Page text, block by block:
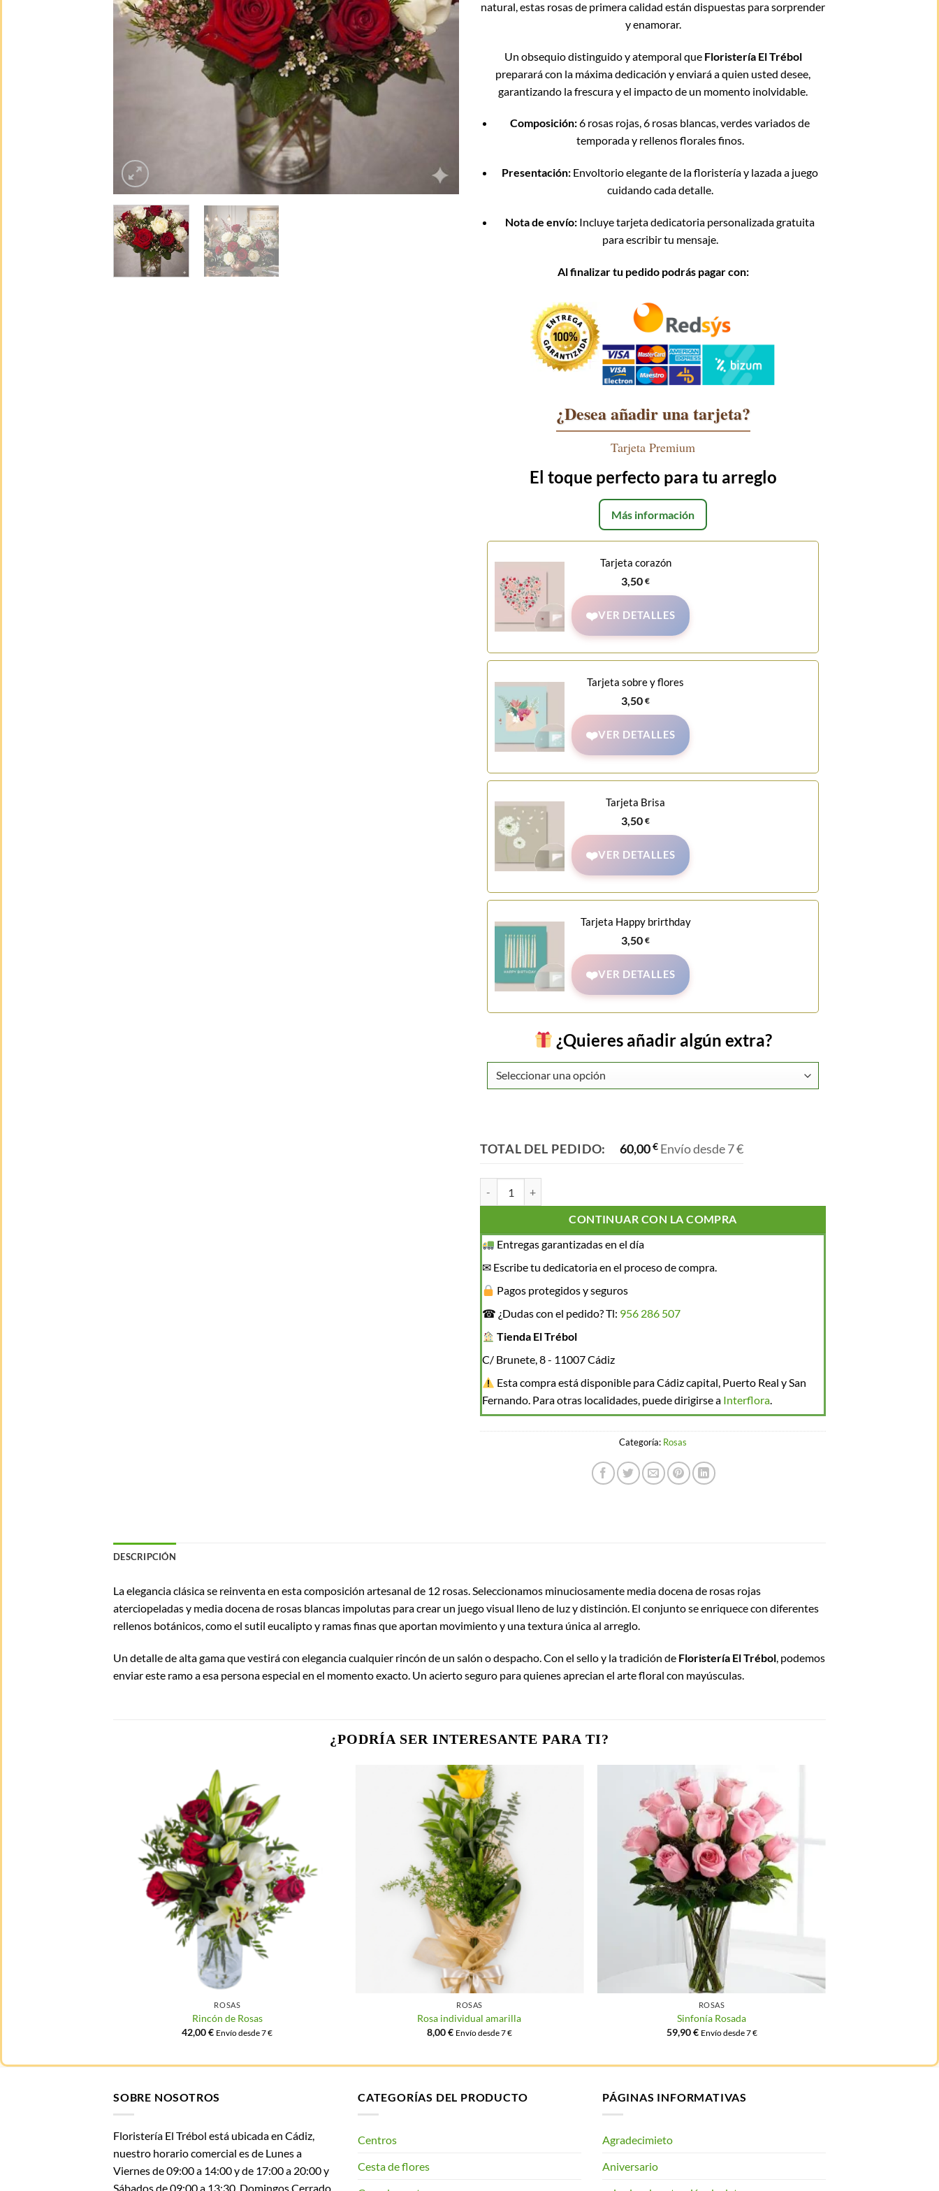
natural, estas rosas de primera calidad están dispuestas para sorprender
y enamorar.
Un obsequio distinguido y atemporal que Floristería El Trébol
preparará con la máxima dedicación y enviará a quien usted desee,
garantizando la frescura y el impacto de un momento inolvidable.
Composición:6 rosas rojas, 6 rosas blancas, verdes variados de
temporada y rellenos florales finos.
Presentación: Envoltorio elegante de la floristería y lazada a juego
cuidando cada detalle.
Nota de envío: Incluye tarjeta dedicatoria personalizada gratuita
para escribir tu mensaje.
Al finalizar tu pedido podrás pagar con:
¿Desea añadir una tarjeta?
Tarjeta Premium
El toque perfecto para tu arreglo
Más información
Tarjeta corazón
3,50€
VER DETALLES
Tarjeta sobre y flores
3,50€
VER DETALLES
Tarjeta Brisa
3,50€
VER DETALLES
Tarjeta Happy brirthday
3,50€
VER DETALLES
¿Quieres añadir algún extra?
TOTAL DEL PEDIDO: 60,00€ Envío desde 7 €
CONTINUAR CON LA COMPRA
Entregas garantizadas en el día
✉ Escribe tu dedicatoria en el proceso de compra.
Pagos protegidos y seguros
☎ ¿Dudas con el pedido? Tl: 956 286 507
Tienda El Trébol
C/ Brunete, 8 - 11007 Cádiz
Esta compra está disponible para Cádiz capital, Puerto Real y San
Fernando. Para otras localidades, puede dirigirse a Interflora.
Categoría: Rosas
DESCRIPCIÓN
La elegancia clásica se reinventa en esta composición artesanal de 12 rosas. Seleccionamos minuciosamente media docena de rosas rojas
aterciopeladas y media docena de rosas blancas impolutas para crear un juego visual lleno de luz y distinción. El conjunto se enriquece con diferentes
rellenos botánicos, como el sutil eucalipto y ramas finas que aportan movimiento y una textura única al arreglo.
Un detalle de alta gama que vestirá con elegancia cualquier rincón de un salón o despacho. Con el sello y la tradición de Floristería El Trébol , podemos
enviar este ramo a esa persona especial en el momento exacto. Un acierto seguro para quienes aprecian el arte floral con mayúsculas.
¿PODRÍA SER INTERESANTE PARA TI?
ROSAS
Rincón de Rosas
42,00€ Envío desde 7 €
ROSAS
Rosa individual amarilla
8,00€ Envío desde 7 €
ROSAS
Sinfonía Rosada
59,90€ Envío desde 7 €
SOBRE NOSOTROS
Floristería El Trébol está ubicada en Cádiz,
nuestro horario comercial es de Lunes a
Viernes de 09:00 a 14:00 y de 17:00 a 20:00 y
Sábados de 09:00 a 13:30. Domingos Cerrado.
CATEGORÍAS DEL PRODUCTO
Centros
Cesta de flores
PÁGINAS INFORMATIVAS
Agradecimieto
Aniversario